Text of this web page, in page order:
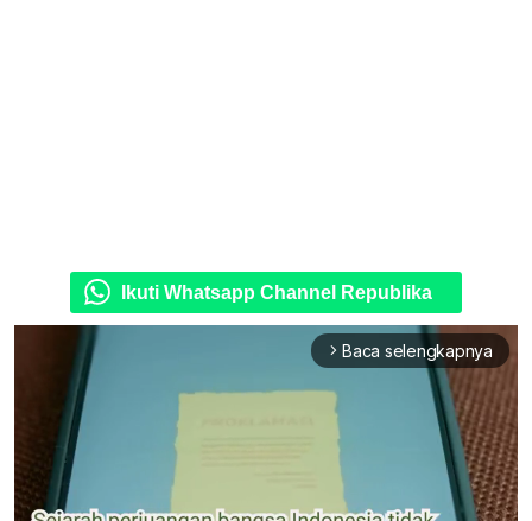
Ikuti Whatsapp Channel Republika
arrow_forward_ios Baca selengkapnya